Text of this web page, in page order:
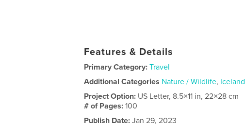
Features & Details
Primary Category: Travel
Additional Categories Nature / Wildlife, Iceland
Project Option: US Letter, 8.5×11 in, 22×28 cm
# of Pages:100
Publish Date: Jan 29, 2023